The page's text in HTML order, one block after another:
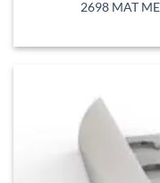
2698 MAT